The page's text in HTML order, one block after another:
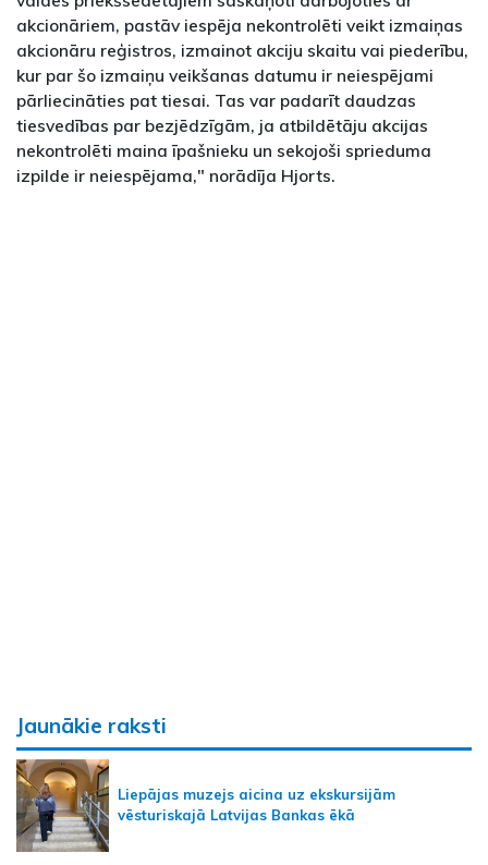
akcionāriem, pastāv iespēja nekontrolēti veikt izmaiņas
akcionāru reģistros, izmainot akciju skaitu vai piederību,
kur par šo izmaiņu veikšanas datumu ir neiespējami
pārliecināties pat tiesai. Tas var padarīt daudzas
tiesvedības par bezjēdzīgām, ja atbildētāju akcijas
nekontrolēti maina īpašnieku un sekojoši sprieduma
izpilde ir neiespējama," norādīja Hjorts.
Jaunākie raksti
Liepājas muzejs aicina uz ekskursijām
vēsturiskajā Latvijas Bankas ēkā